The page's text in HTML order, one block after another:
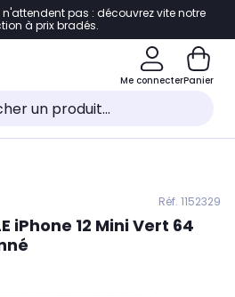
la navigation
pied de page
chatbot
pas : découvrez vite notre
à prix bradés.
Me connecterPanier
Réf. 1152329
iPhone 12 Mini Vert 64